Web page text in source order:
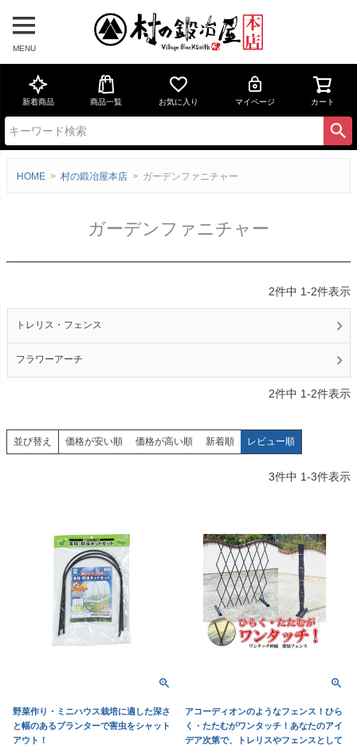
MENU
新着商品 商品一覧 お気に入り マイページ カート
HOME 村の鍛冶屋本店 ガーデンファニチャー
ガーデンファニチャー
2件中 1-2件表示
トレリス・フェンス
フラワーアーチ
2件中 1-2件表示
並び替え 価格が安い順 価格が高い順 新着順 レビュー順
3件中 1-3件表示
野菜作り・ミニハウス栽培に適した深さ
と幅のあるプランターで害虫をシャット
アウト！
アコーディオンのようなフェンス！ひら
く・たたむがワンタッチ！あなたのアイ
デア次第で、トレリスやフェンスとして